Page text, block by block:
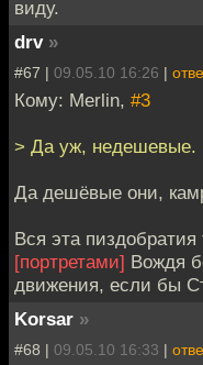
виду.
drv »
#67 | 09.05.10 16:26 |
Кому: Merlin, #3
> Да уж, недешевые.
Да дешёвые они,
Вся эта
[портретами] Вождя
движения, если бы
Korsar »
#68 | 09.05.10 16:33 |